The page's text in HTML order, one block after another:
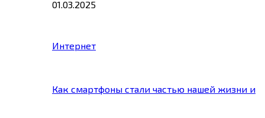
01.03.2025
Интернет
Как смартфоны стали частью нашей жизни и